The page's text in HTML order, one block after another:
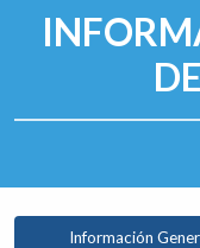
Información